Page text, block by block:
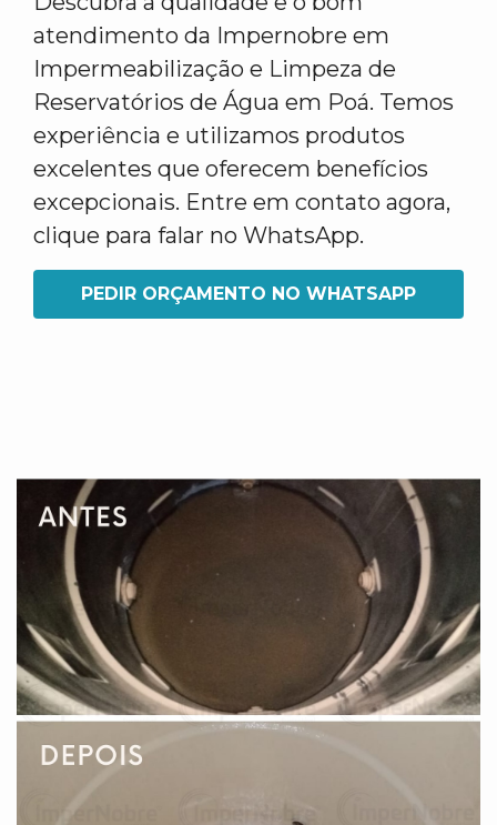
atendimento da Impernobre em
Impermeabilização e Limpeza de
Reservatórios de Água em Poá. Temos
experiência e utilizamos produtos
excelentes que oferecem benefícios
excepcionais. Entre em contato agora,
clique para falar no WhatsApp.
PEDIR ORÇAMENTO NO WHATSAPP